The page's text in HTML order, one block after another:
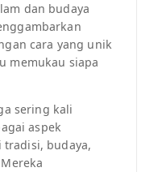
dan budaya
cara yang unik
memukau siapa
sering kali
aspek
budaya,